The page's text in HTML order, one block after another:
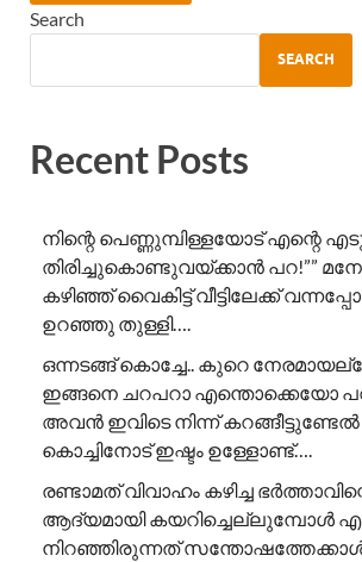
Search
SEARCH
Recent Posts
നിന്റെ പെണ്ണുമ്പിള്ളയോട് എന്റെ
തിരിച്ചുകൊണ്ടുവയ്ക്കാൻ പറ!””
കഴിഞ്ഞ് വൈകിട്ട് വീട്ടിലേക്ക്
ഉറഞ്ഞു തുള്ളി….
ഒന്നടങ്ങ് കൊച്ചേ.. കുറെ
ഇങ്ങനെ ചറപറാ എന്തൊക്കെയോ
അവൻ ഇവിടെ നിന്ന്
കൊച്ചിനോട് ഇഷ്ടം ഉള്ളോണ്ട്….
രണ്ടാമത് വിവാഹം കഴിച്ച
ആദ്യമായി കയറിച്ചെല്ലുമ്പോൾ
നിറഞ്ഞിരുന്നത്